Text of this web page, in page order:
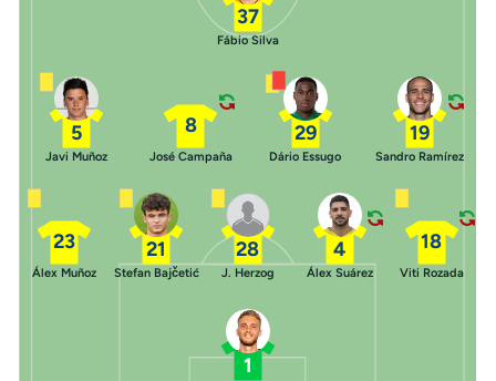
1
23
Álex Muñoz
21
Stefan Bajčetić
28
J. Herzog
4
Álex Suárez
18
Viti Rozada
5
Javi Muñoz
8
José Campaña
29
Dário Essugo
19
Sandro Ramírez
37
Fábio Silva